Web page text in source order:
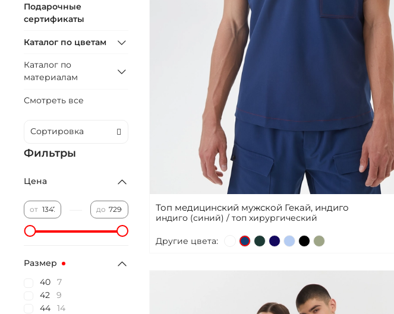
Топ медицинский мужской Гекай, индиго
индиго (синий) / топ хирургический
Другие цвета:
Подарочные
сертификаты
Каталог по цветам
Каталог по
материалам
Смотреть все
Фильтры
Цена
от до
Размер
40
7
42
9
44
14